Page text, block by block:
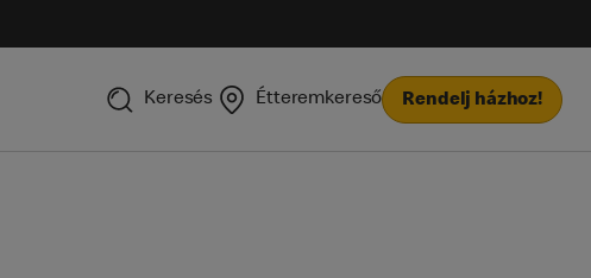
Keresés Étteremkereső Rendelj házhoz!